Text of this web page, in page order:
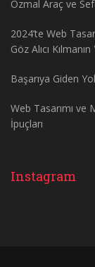
Özmal Araç ve
2024’te Web
Göz Alıcı Kılmanın
Başarıya Giden
Web Tasarımı ve
İpuçları
Instagram